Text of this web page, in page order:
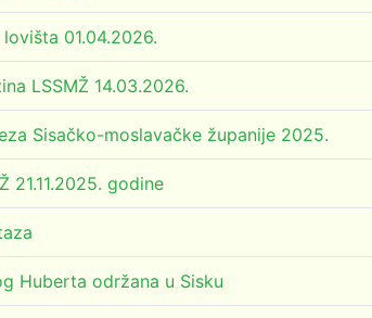
01.04.2026.
LSSMŽ 14.03.2026.
Sisačko-moslavačke županije 2025.
21.11.2025. godine
Huberta održana u Sisku